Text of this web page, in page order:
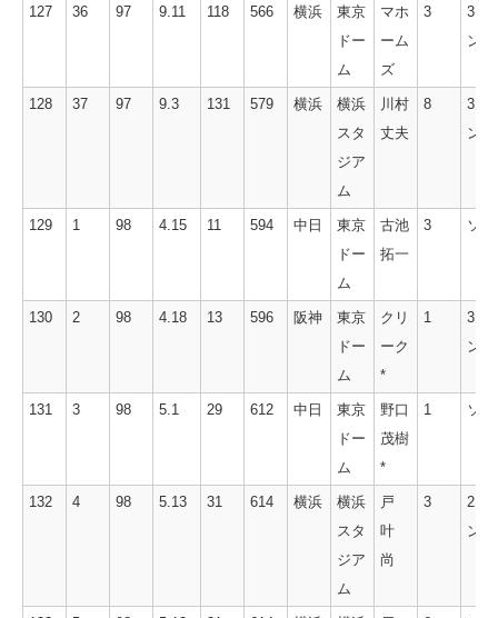
127 36 97 9.11 118 566 横浜
東京
ドー
ム
マホ
ーム
ズ
3
3ラ
ン
128 37 97 9.3 131 579 横浜
横浜
スタ
ジア
ム
川村
丈夫
8
3ラ
ン
129 1 98 4.15 11 594 中日
東京
ドー
ム
古池
拓一
3 ソロ
130 2 98 4.18 13 596 阪神
東京
ドー
ム
クリ
ーク
*
1
3ラ
ン
131 3 98 5.1 29 612 中日
東京
ドー
ム
野口
茂樹
*
1 ソロ
132 4 98 5.13 31 614 横浜
横浜
スタ
ジア
ム
戸
叶
尚
3
2ラ
ン